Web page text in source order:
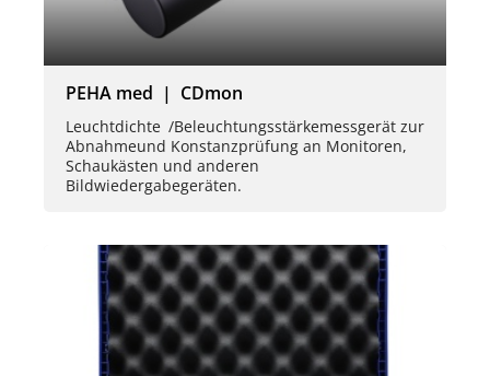
PEHA med | CDmon
Leuchtdichte /Beleuchtungsstärkemessgerät zur
Abnahmeund Konstanzprüfung an Monitoren,
Schaukästen und anderen
Bildwiedergabegeräten.